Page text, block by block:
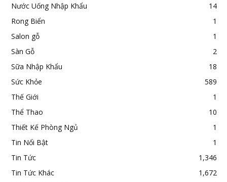
Nước Uống Nhập Khẩu
14
Rong Biển
1
Salon gỗ
1
Sàn Gỗ
2
Sữa Nhập Khẩu
18
Sức Khỏe
589
Thế Giới
1
Thể Thao
10
Thiết Kế Phòng Ngủ
1
Tin Nổi Bật
1
Tin Tức
1,346
Tin Tức Khác
1,672